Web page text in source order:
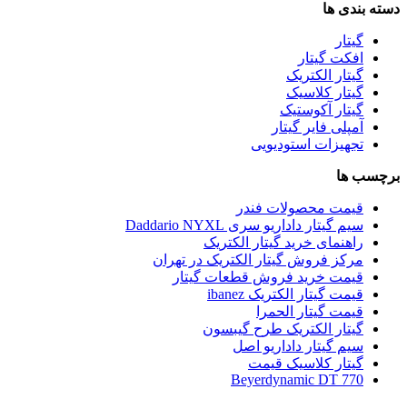
دسته بندی ها
گیتار
افکت گیتار
گیتار الکتریک
گیتار کلاسیک
گیتار آکوستیک
آمپلی فایر گیتار
تجهیزات استودیویی
برچسب ها
قیمت محصولات فندر
سیم گیتار داداریو سری Daddario NYXL
راهنمای خرید گیتار الکتریک
مرکز فروش گیتار الکتریک در تهران
قیمت خرید فروش قطعات گیتار
قیمت گیتار الکتریک ibanez
قیمت گیتار الحمرا
گیتار الکتریک طرح گیبسون
سیم گیتار داداریو اصل
گیتار کلاسیک قیمت
Beyerdynamic DT 770